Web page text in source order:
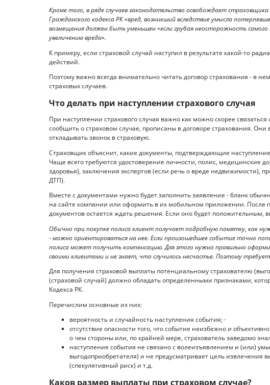
Кроме того, в ряде случаев законодательство освобождает
Гражданского кодекса РК «вред, возникший вследствие умысла
возмещения должен быть уменьшен «если грубая неосторожность
увеличению вреда».
К примеру, если страховой случай наступил в результате какой-то
действий.
Поэтому важно всегда внимательно читать договор страхования - в
страховых случаев.
Что делать при наступлении страхового случая
При наступлении страхового случая важно как можно скорее
сообщить о страховом случае, прописаны в договоре страхования.
откладывать звонок в страховую.
Страховщик объяснит, какие документы, подтверждающие
Чаще всего требуются удостоверение личности, полис, медицинские
здоровья), заключения экспертов (если речь о вреде недвижимости),
ДТП).
Вместе с документами нужно будет заполнить заявление - бланк
на сайте компании или оформить в их мобильном приложении. После
документов остается ждать решения. Если оно будет положительным,
Обычно при покупке полиса клиент получает подробную памятку, как
- можно ориентироваться на нее. Если произошедшее событие точно
полиса может получить компенсацию. Для этого нужно правильно
своими клиентами и не знает, что случилось несчастье. Поэтому
Для получения страховой выплаты потенциальному страхователю
(страховой случай) должно обладать определенными признаками,
Кодекса РК.
Перечислим основные из них:
вероятность и случайность наступления события; ·
отсутствие опасности того, что событие неизбежно и
о чем стороны или, по крайней мере, страхователь заведомо
наступление события не связано с волеизъявлением и (или)
выгодоприобретателя) и не предусматривает цель извлечения
(спекулятивный риск) и т.д.
Каков размер выплаты при страховом случае?